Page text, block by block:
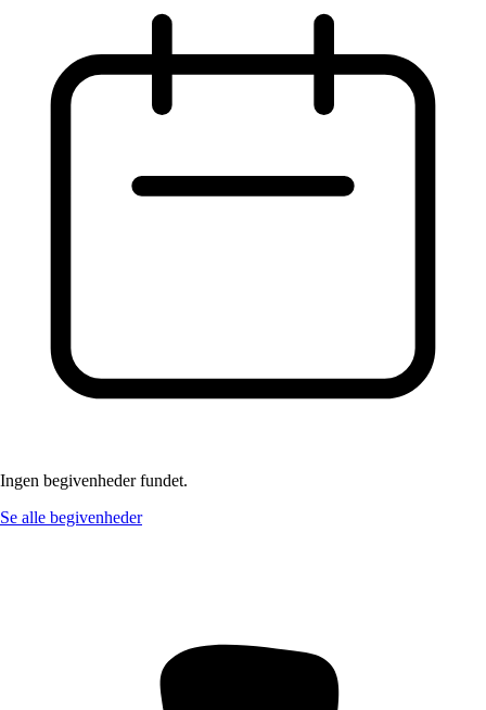
Ingen begivenheder fundet.
Se alle begivenheder